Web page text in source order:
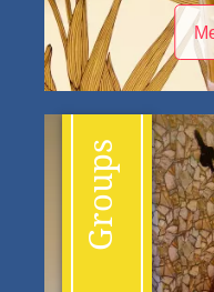
Groups